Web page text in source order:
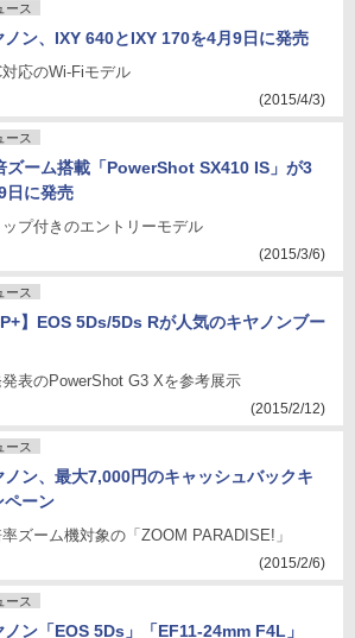
ース
ノン、IXY 640とIXY 170を4月9日に発売
対応のWi-Fiモデル
(2015/4/3)
ース
ズーム搭載「PowerShot SX410 IS」が3
日に発売
ップ付きのエントリーモデル
(2015/3/6)
ース
】EOS 5Ds/5Ds Rが人気のキヤノンブー
発表のPowerShot G3 Xを参考展示
(2015/2/12)
ース
ノン、最大7,000円のキャッシュバックキ
ペーン
ズーム機対象の「ZOOM PARADISE!」
(2015/2/6)
ース
ノン「EOS 5Ds」「EF11-24mm F4L」